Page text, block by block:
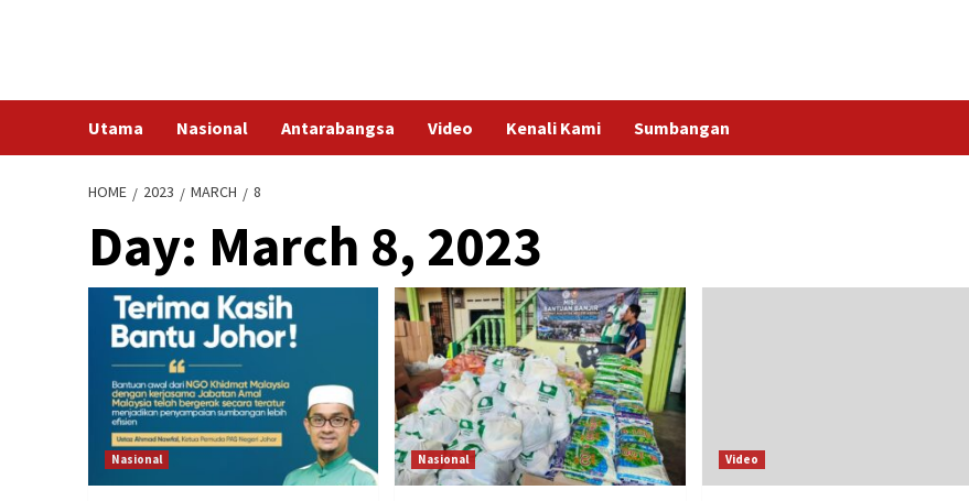
Utama Nasional Antarabangsa Video Kenali Kami Sumbangan
HOME 2023 MARCH 8
Day: March 8, 2023
Nasional Nasional Video